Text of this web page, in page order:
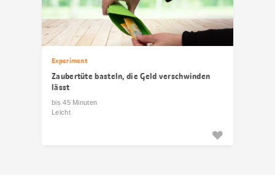
Experiment
Zaubertüte basteln, die Geld verschwinden
lässt
bis 45 Minuten
Leicht